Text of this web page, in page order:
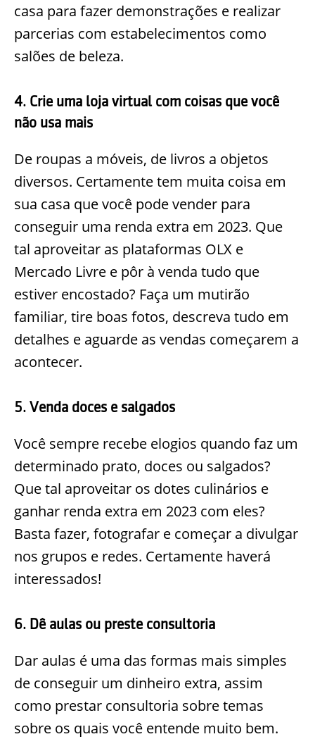
casa para fazer demonstrações e realizar
parcerias com estabelecimentos como
salões de beleza.
4. Crie uma loja virtual com coisas que você
não usa mais
De roupas a móveis, de livros a objetos
diversos. Certamente tem muita coisa em
sua casa que você pode vender para
conseguir uma renda extra em 2023. Que
tal aproveitar as plataformas OLX e
Mercado Livre e pôr à venda tudo que
estiver encostado? Faça um mutirão
familiar, tire boas fotos, descreva tudo em
detalhes e aguarde as vendas começarem a
acontecer.
5. Venda doces e salgados
Você sempre recebe elogios quando faz um
determinado prato, doces ou salgados?
Que tal aproveitar os dotes culinários e
ganhar renda extra em 2023 com eles?
Basta fazer, fotografar e começar a divulgar
nos grupos e redes. Certamente haverá
interessados!
6. Dê aulas ou preste consultoria
Dar aulas é uma das formas mais simples
de conseguir um dinheiro extra, assim
como prestar consultoria sobre temas
sobre os quais você entende muito bem.